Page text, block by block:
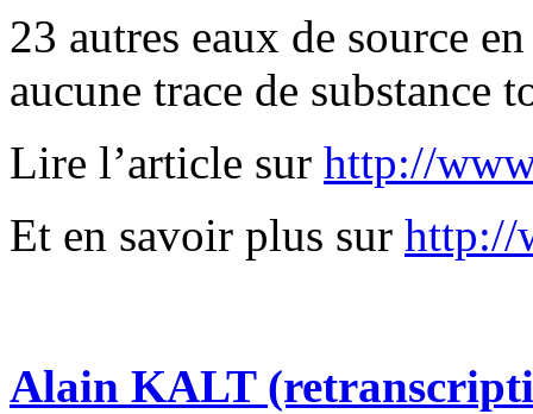
23 autres eaux de source
aucune trace de substance
Lire l’article sur http://
Et en savoir plus sur http://
Alain KALT